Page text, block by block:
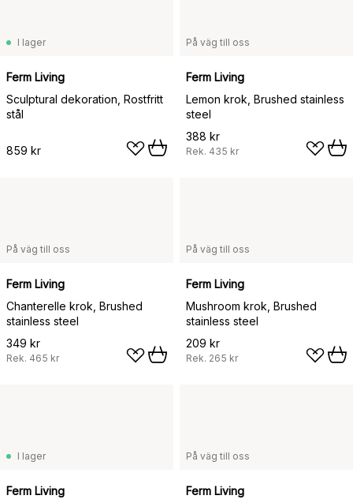
I lager
Ferm Living
Sculptural dekoration, Rostfritt
stål
859 kr
På väg till oss
Ferm Living
Lemon krok, Brushed stainless
steel
388 kr
Rek. 435 kr
På väg till oss
Ferm Living
Chanterelle krok, Brushed
stainless steel
349 kr
Rek. 465 kr
På väg till oss
Ferm Living
Mushroom krok, Brushed
stainless steel
209 kr
Rek. 265 kr
I lager
Ferm Living
På väg till oss
Ferm Living